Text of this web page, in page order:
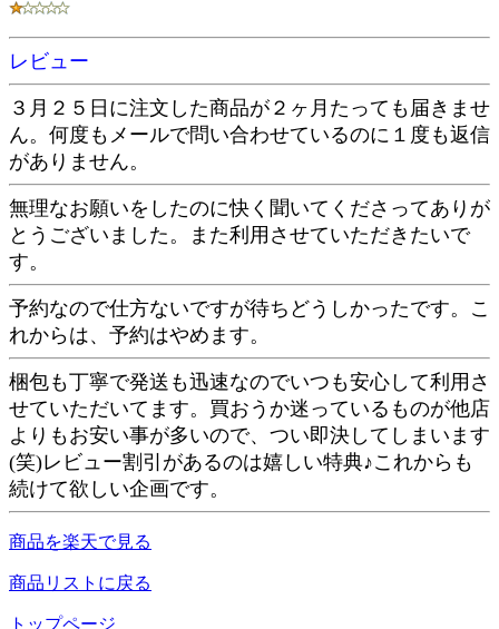
レビュー
３月２５日に注文した商品が２ヶ月たっても届きませ
ん。何度もメールで問い合わせているのに１度も返信
がありません。
無理なお願いをしたのに快く聞いてくださってありが
とうございました。また利用させていただきたいで
す。
予約なので仕方ないですが待ちどうしかったです。こ
れからは、予約はやめます。
梱包も丁寧で発送も迅速なのでいつも安心して利用さ
せていただいてます。買おうか迷っているものが他店
よりもお安い事が多いので、つい即決してしまいます
(笑)レビュー割引があるのは嬉しい特典♪これからも
続けて欲しい企画です。
商品を楽天で見る
商品リストに戻る
トップページ